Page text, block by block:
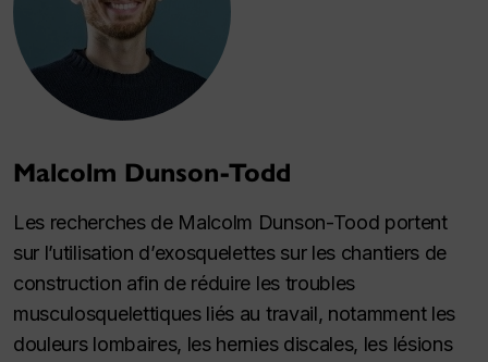
Malcolm Dunson-Todd
Les recherches de Malcolm Dunson-Tood portent
sur l’utilisation d’exosquelettes sur les chantiers de
construction afin de réduire les troubles
musculosquelettiques liés au travail, notamment les
douleurs lombaires, les hernies discales, les lésions